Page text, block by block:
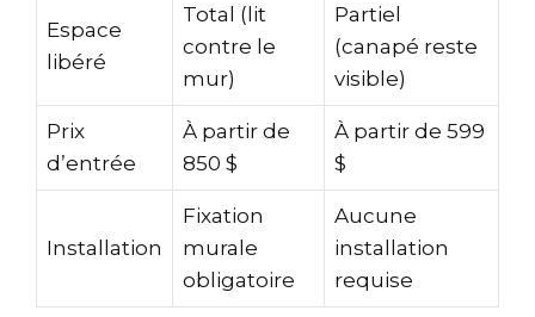
Espace
libéré
Total (lit
contre le
mur)
Partiel
(canapé reste
visible)
Prix
d’entrée
À partir de
850 $
À partir de 599
$
Installation
Fixation
murale
obligatoire
Aucune
installation
requise